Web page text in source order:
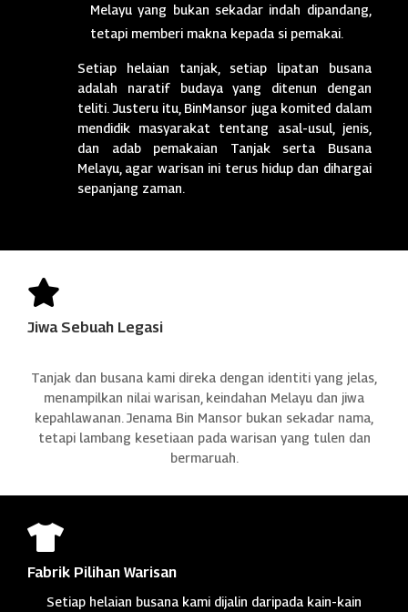
Melayu yang bukan sekadar indah dipandang,
tetapi memberi makna kepada si pemakai.
Setiap helaian tanjak, setiap lipatan busana
adalah naratif budaya yang ditenun dengan
teliti. Justeru itu, BinMansor juga komited dalam
mendidik masyarakat tentang asal-usul, jenis,
dan adab pemakaian Tanjak serta Busana
Melayu, agar warisan ini terus hidup dan dihargai
sepanjang zaman.

Jiwa Sebuah Legasi
Tanjak dan busana kami direka dengan identiti yang jelas,
menampilkan nilai warisan, keindahan Melayu dan jiwa
kepahlawanan. Jenama Bin Mansor bukan sekadar nama,
tetapi lambang kesetiaan pada warisan yang tulen dan
bermaruah.

Fabrik Pilihan Warisan
Setiap helaian busana kami dijalin daripada kain-kain